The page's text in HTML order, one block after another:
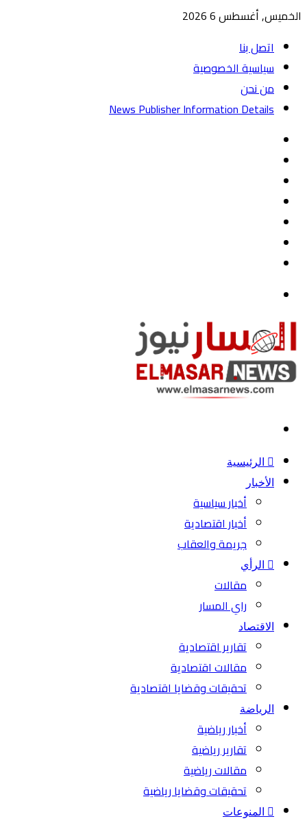
الخميس, أغسطس 6 2026
اتصل بنا
سياسية الخصوصية
من نحن
News Publisher Information Details
الرئيسية
الأخبار
أخبار سياسية
أخبار اقتصادية
جريمة والعقاب
الرأي
مقالات
راي المسار
الاقتصاد
تقارير اقتصادية
مقالات اقتصادية
تحقيقات وقضايا اقتصادية
الرياضة
أخبار رياضية
تقارير رياضية
مقالات رياضية
تحقيقات وقضايا رياضية
المنوعات